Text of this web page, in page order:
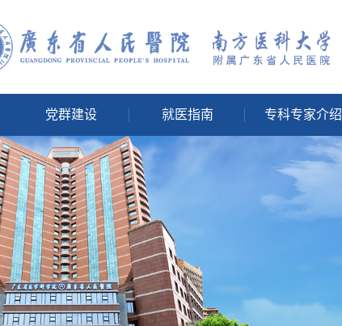
党群建设 就医指南 专科专家介绍